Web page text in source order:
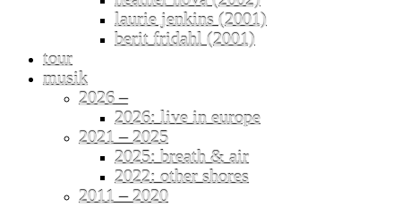
laurie jenkins (2001)
berit fridahl (2001)
tour
musik
2026 –
2026: live in europe
2021 – 2025
2025: breath & air
2022: other shores
2011 – 2020